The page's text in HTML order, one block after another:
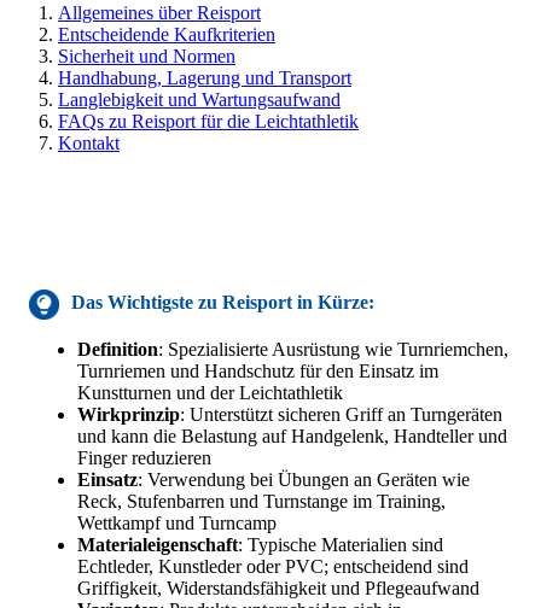
Allgemeines über Reisport
Entscheidende Kaufkriterien
Sicherheit und Normen
Handhabung, Lagerung und Transport
Langlebigkeit und Wartungsaufwand
FAQs zu Reisport für die Leichtathletik
Kontakt
Das Wichtigste zu Reisport in Kürze:
Definition: Spezialisierte Ausrüstung wie Turnriemchen,
Turnriemen und Handschutz für den Einsatz im
Kunstturnen und der Leichtathletik
Wirkprinzip: Unterstützt sicheren Griff an Turngeräten
und kann die Belastung auf Handgelenk, Handteller und
Finger reduzieren
Einsatz: Verwendung bei Übungen an Geräten wie
Reck, Stufenbarren und Turnstange im Training,
Wettkampf und Turncamp
Materialeigenschaft: Typische Materialien sind
Echtleder, Kunstleder oder PVC; entscheidend sind
Griffigkeit, Widerstandsfähigkeit und Pflegeaufwand